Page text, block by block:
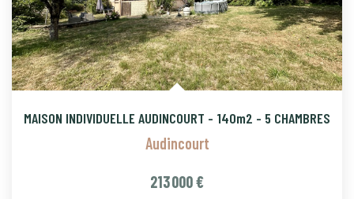
MAISON INDIVIDUELLE AUDINCOURT - 140m2 - 5 CHAMBRES
Audincourt
213 000 €